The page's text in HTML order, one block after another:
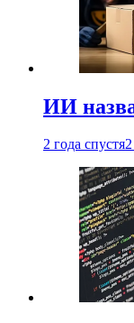
ИИ
2 года спустя